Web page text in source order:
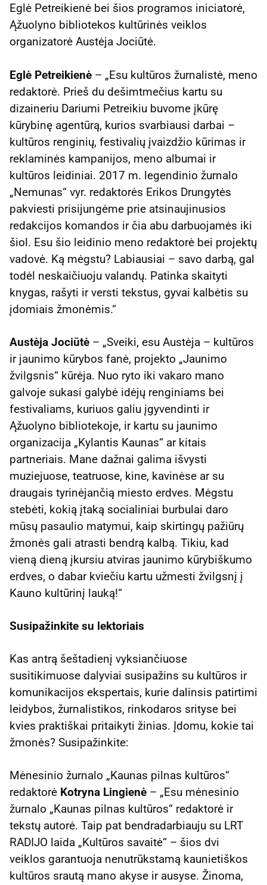
Eglė Petreikienė bei šios programos iniciatorė,
Ąžuolyno bibliotekos kultūrinės veiklos
organizatorė Austėja Jociūtė.
Eglė Petreikienė – „Esu kultūros žurnalistė, meno
redaktorė. Prieš du dešimtmečius kartu su
dizaineriu Dariumi Petreikiu buvome įkūrę
kūrybinę agentūrą, kurios svarbiausi darbai –
kultūros renginių, festivalių įvaizdžio kūrimas ir
reklaminės kampanijos, meno albumai ir
kultūros leidiniai. 2017 m. legendinio žurnalo
„Nemunas“ vyr. redaktorės Erikos Drungytės
pakviesti prisijungėme prie atsinaujinusios
redakcijos komandos ir čia abu darbuojamės iki
šiol. Esu šio leidinio meno redaktorė bei projektų
vadovė. Ką mėgstu? Labiausiai – savo darbą, gal
todėl neskaičiuoju valandų. Patinka skaityti
knygas, rašyti ir versti tekstus, gyvai kalbėtis su
įdomiais žmonėmis.“
Austėja Jociūtė – „Sveiki, esu Austėja – kultūros
ir jaunimo kūrybos fanė, projekto „Jaunimo
žvilgsnis“ kūrėja. Nuo ryto iki vakaro mano
galvoje sukasi galybė idėjų renginiams bei
festivaliams, kuriuos galiu įgyvendinti ir
Ąžuolyno bibliotekoje, ir kartu su jaunimo
organizacija „Kylantis Kaunas“ ar kitais
partneriais. Mane dažnai galima išvysti
muziejuose, teatruose, kine, kavinėse ar su
draugais tyrinėjančią miesto erdves. Mėgstu
stebėti, kokią įtaką socialiniai burbulai daro
mūsų pasaulio matymui, kaip skirtingų pažiūrų
žmonės gali atrasti bendrą kalbą. Tikiu, kad
vieną dieną įkursiu atviras jaunimo kūrybiškumo
erdves, o dabar kviečiu kartu užmesti žvilgsnį į
Kauno kultūrinį lauką!“
Susipažinkite su lektoriais
Kas antrą šeštadienį vyksiančiuose
susitikimuose dalyviai susipažins su kultūros ir
komunikacijos ekspertais, kurie dalinsis patirtimi
leidybos, žurnalistikos, rinkodaros srityse bei
kvies praktiškai pritaikyti žinias. Įdomu, kokie tai
žmonės? Susipažinkite:
Mėnesinio žurnalo „Kaunas pilnas kultūros“
redaktorė Kotryna Lingienė – „Esu mėnesinio
žurnalo „Kaunas pilnas kultūros“ redaktorė ir
tekstų autorė. Taip pat bendradarbiauju su LRT
RADIJO laida „Kultūros savaitė“ – šios dvi
veiklos garantuoja nenutrūkstamą kaunietiškos
kultūros srautą mano akyse ir ausyse. Žinoma,